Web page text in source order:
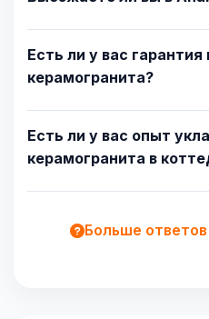
Есть ли у вас гарантия
керамогранита?
Есть ли у вас опыт
керамогранита в
Больше